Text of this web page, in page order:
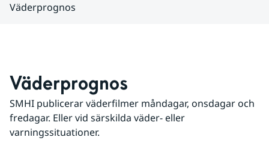
Väderprognos
Väderprognos
SMHI publicerar väderfilmer måndagar, onsdagar och
fredagar. Eller vid särskilda väder- eller
varningssituationer.